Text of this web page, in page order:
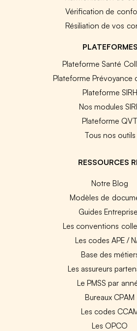
Vérification de
Résiliation de vos
PLATEFORMES
Plateforme Santé
Plateforme Prévoyance
Plateforme SIRH
Nos modules
Plateforme QVT
Tous nos outils
RESSOURCES
Notre Blog
Modèles de
Guides
Les conventions
Les codes APE /
Base des
Les assureurs
Le PMSS par
Bureaux CPAM
Les codes
Les OPCO